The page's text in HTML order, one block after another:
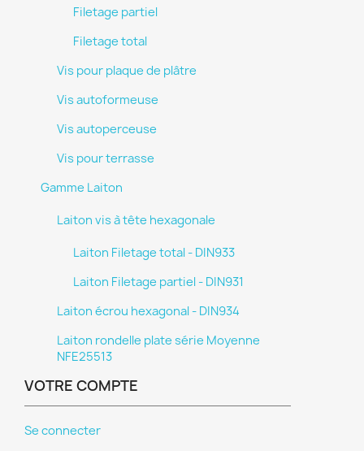
Filetage partiel
Filetage total
Vis pour plaque de plâtre
Vis autoformeuse
Vis autoperceuse
Vis pour terrasse
Gamme Laiton
Laiton vis à tête hexagonale
Laiton Filetage total - DIN933
Laiton Filetage partiel - DIN931
Laiton écrou hexagonal - DIN934
Laiton rondelle plate série Moyenne
NFE25513
VOTRE COMPTE
Se connecter